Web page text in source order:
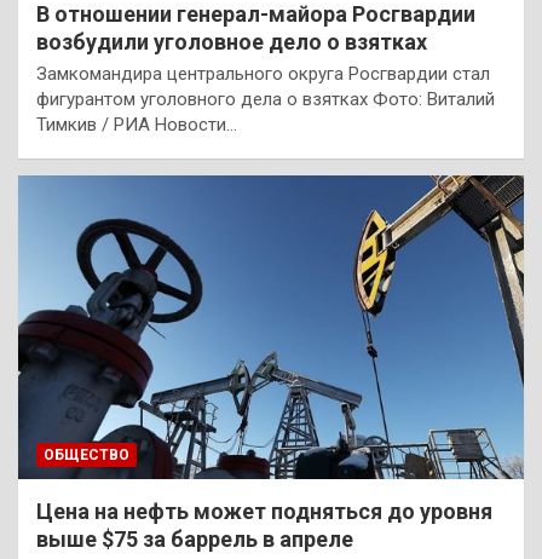
В отношении генерал-майора Росгвардии
возбудили уголовное дело о взятках
Замкомандира центрального округа Росгвардии стал
фигурантом уголовного дела о взятках Фото: Виталий
Тимкив / РИА Новости…
ОБЩЕСТВО
Цена на нефть может подняться до уровня
выше $75 за баррель в апреле